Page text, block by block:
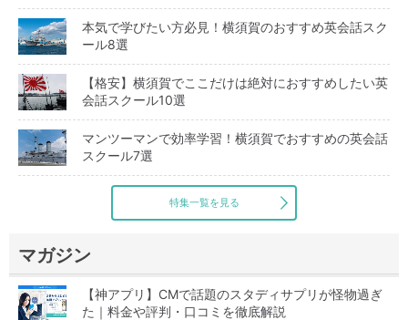
本気で学びたい方必見！横須賀のおすすめ英会話スク
ール8選
【格安】横須賀でここだけは絶対におすすめしたい英
会話スクール10選
マンツーマンで効率学習！横須賀でおすすめの英会話
スクール7選
特集一覧を見る
マガジン
【神アプリ】CMで話題のスタディサプリが怪物過ぎ
た｜料金や評判・口コミを徹底解説